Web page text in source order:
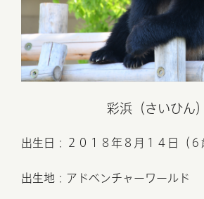
彩浜（さいひん）
出生日：２０１８年８⽉１４⽇（６
出生地：アドベンチャーワールド